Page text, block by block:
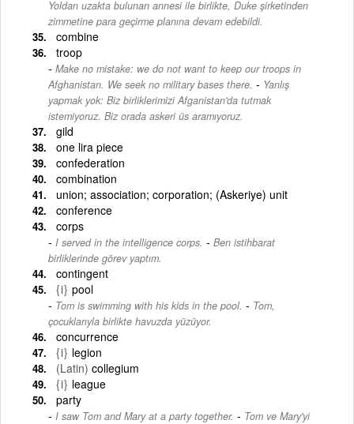
Yoldan uzakta bulunan annesi ile birlikte, Duke şirketinden
zimmetine para geçirme planına devam edebildi.
combine
troop
Make no mistake: we do not want to keep our troops in
Afghanistan. We seek no military bases there. - Yanlış
yapmak yok: Biz birliklerimizi Afganistan'da tutmak
istemiyoruz. Biz orada askeri üs aramıyoruz.
gild
one lira piece
confederation
combination
union; association; corporation; (Askeriye) unit
conference
corps
I served in the intelligence corps. - Ben istihbarat
birliklerinde görev yaptım.
contingent
{i} pool
Tom is swimming with his kids in the pool. - Tom,
çocuklarıyla birlikte havuzda yüzüyor.
concurrence
{i} legion
(Latin) collegium
{i} league
party
I saw Tom and Mary at a party together. - Tom ve Mary'yi